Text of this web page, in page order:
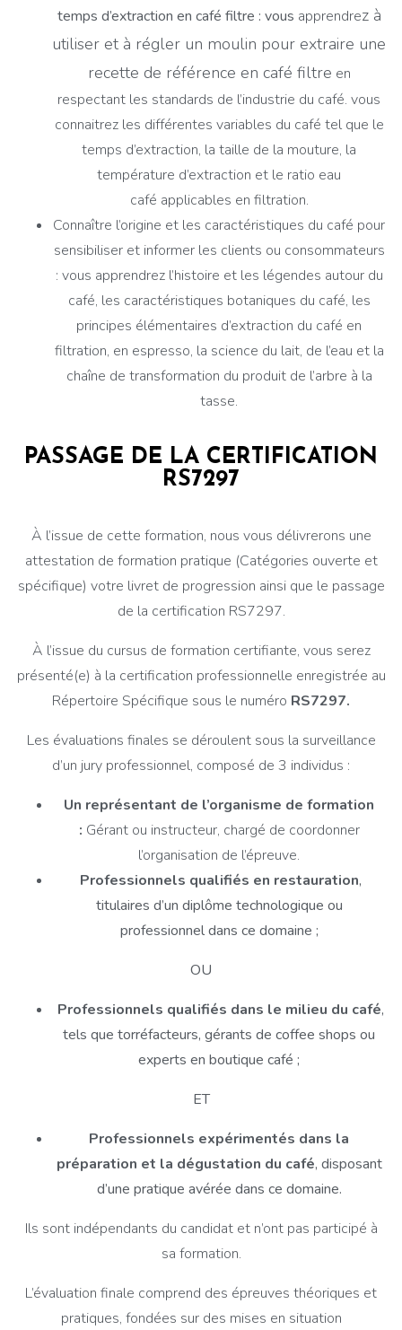
temps d’extraction en café filtre : vous apprendrez à
utiliser et à régler un moulin pour extraire une
recette de référence en café filtre ⁣ en
respectant les standards de l’industrie du café. vous
connaitrez les différentes variables du café tel que le
temps d’extraction, la taille de la mouture, la
température d’extraction et le ratio eau
café applicables en filtration.
Connaître l’origine et les caractéristiques du café pour
sensibiliser et informer les clients ou consommateurs
: vous apprendrez l’histoire et les légendes autour du
café, les caractéristiques botaniques du café, les
principes élémentaires d’extraction du café en
filtration, en espresso, la science du lait, de l’eau et la
chaîne de transformation du produit de l’arbre à la
tasse.
PASSAGE DE LA CERTIFICATION
RS7297
À l’issue de cette formation, nous vous délivrerons une
attestation de formation pratique (Catégories ouverte et
spécifique) votre livret de progression ainsi que le passage
de la certification RS7297.
À l’issue du cursus de formation certifiante, vous serez
présenté(e) à la certification professionnelle enregistrée au
Répertoire Spécifique sous le numéro RS7297.
Les évaluations finales se déroulent sous la surveillance
d’un jury professionnel, composé de 3 individus :
Un représentant de l’organisme de formation
: Gérant ou instructeur, chargé de coordonner
l’organisation de l’épreuve.
Professionnels qualifiés en restauration,
titulaires d’un diplôme technologique ou
professionnel dans ce domaine ;
OU
Professionnels qualifiés dans le milieu du café,
tels que torréfacteurs, gérants de coffee shops ou
experts en boutique café ;
ET
Professionnels expérimentés dans la
préparation et la dégustation du café, disposant
d’une pratique avérée dans ce domaine.
Ils sont indépendants du candidat et n’ont pas participé à
sa formation.
L’évaluation finale comprend des épreuves théoriques et
pratiques, fondées sur des mises en situation